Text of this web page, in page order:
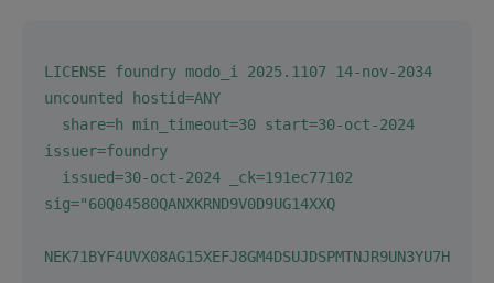
LICENSE foundry modo_i 2025.1107 14-nov-2034
uncounted hostid=ANY
share=h min_timeout=30 start=30-oct-2024
issuer=foundry
issued=30-oct-2024 _ck=191ec77102
sig="60Q04580QANXKRND9V0D9UG14XXQ
NEK71BYF4UVX08AG15XEFJ8GM4DSUJDSPMTNJR9UN3YU7HFY0"